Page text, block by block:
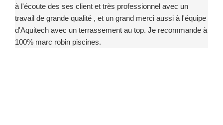
à l'écoute des ses client et très professionnel avec un
travail de grande qualité , et un grand merci aussi à l'équipe
d'Aquitech avec un terrassement au top. Je recommande à
100% marc robin piscines.